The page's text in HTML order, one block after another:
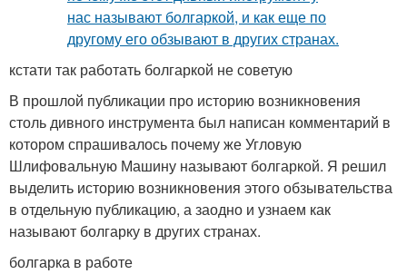
кстати так работать болгаркой не советую
В прошлой публикации про историю возникновения
столь дивного инструмента был написан комментарий в
котором спрашивалось почему же Угловую
Шлифовальную Машину называют болгаркой. Я решил
выделить историю возникновения этого обзывательства
в отдельную публикацию, а заодно и узнаем как
называют болгарку в других странах.
болгарка в работе